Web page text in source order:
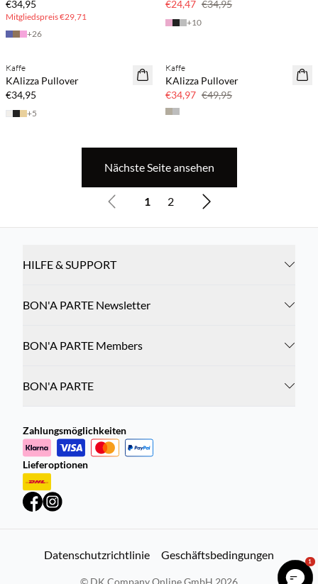
€34,95
Mitgliedspreis€29,71
+26
€24,47 €34,95
+10
NEUHEITEN
Kaffe
KAlizza Pullover
€34,95
+5
SAVE20
Kaffe
KAlizza Pullover
€34,97 €49,95
Nächste Seite ansehen
1 2
HILFE & SUPPORT
BON'A PARTE Newsletter
BON'A PARTE Members
BON'A PARTE
Zahlungsmöglichkeiten
Lieferoptionen
Datenschutzrichtlinie Geschäftsbedingungen
© DK Company Online GmbH 2026
1